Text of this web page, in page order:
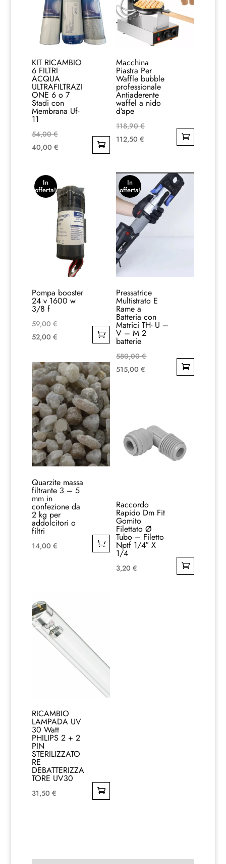
KIT RICAMBIO
6 FILTRI
ACQUA
ULTRAFILTRAZI
ONE 6 o 7
Stadi con
Membrana Uf-
11
54,00€Il
prezzo
54,00 €.
40,00 €Il
è:
40,00 €.
Macchina
Piastra Per
Waffle bubble
professionale
Antiaderente
waffel a nido
d’ape
118,90€Il
118,90 €.
112,50€
112,50 €.
In
offerta!
Pompa booster
24 v 1600 w
3/8 f
59,00€Il
prezzo
era:
59,00 €.
52,00 €Il
attuale
è:
52,00 €.
In
offerta!
Pressatrice
Multistrato E
Rame a
Batteria con
Matrici TH- U –
V – M 2
batterie
580,00€Il
515,00€
Quarzite massa
filtrante 3 – 5
mm in
confezione da
2 kg per
addolcitori o
filtri
14,00 €
Raccordo
Rapido Dm Fit
Gomito
Filettato Ø
Tubo – Filetto
Nptf 1/4″ X
1/4
3,20€
RICAMBIO
LAMPADA UV
30 Watt
PHILIPS 2 + 2
PIN
STERILIZZATO
RE
DEBATTERIZZA
TORE UV30
31,50 €